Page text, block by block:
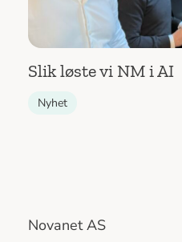
Slik løste vi NM i AI
Nyhet
Novanet AS